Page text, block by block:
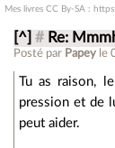
Mes livres CC By-SA :
[^] # Re:
Posté par Papey le
Tu as raison,
pression et de
peut aider.